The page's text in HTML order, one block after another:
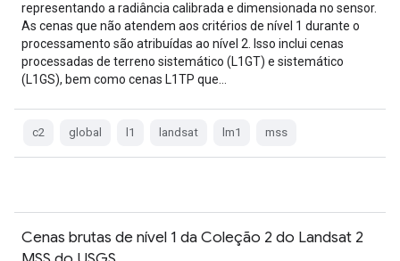
representando a radiância calibrada e dimensionada no sensor.
As cenas que não atendem aos critérios de nível 1 durante o
processamento são atribuídas ao nível 2. Isso inclui cenas
processadas de terreno sistemático (L1GT) e sistemático
(L1GS), bem como cenas L1TP que…
c2 global l1 landsat lm1 mss
Cenas brutas de nível 1 da Coleção 2 do Landsat 2